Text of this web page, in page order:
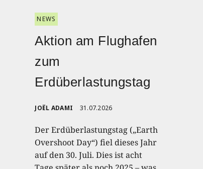
NEWS
Aktion am Flughafen
zum
Erdüberlastungstag
JOËL ADAMI 31.07.2026
Der Erdüberlastungstag („Earth
Overshoot Day“) fiel dieses Jahr
auf den 30. Juli. Dies ist acht